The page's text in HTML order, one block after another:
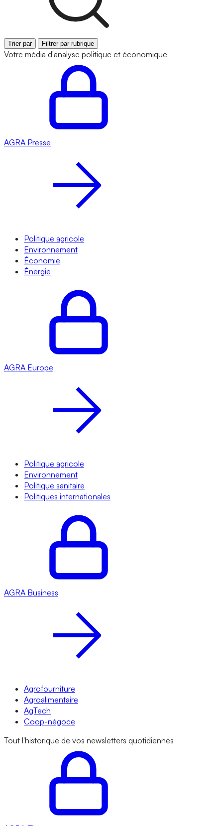
Trier par Filtrer par rubrique
Votre média d'analyse politique et économique
AGRA Presse
Politique agricole
Environnement
Économie
Énergie
AGRA Europe
Politique agricole
Environnement
Politique sanitaire
Politiques internationales
AGRA Business
Agrofourniture
Agroalimentaire
AgTech
Coop-négoce
Tout l'historique de vos newsletters quotidiennes